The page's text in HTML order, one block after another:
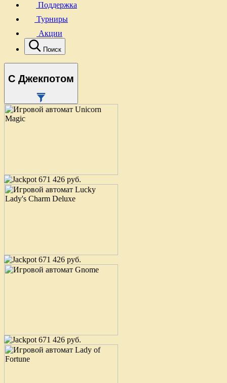
Поддержка
Турниры
Акции
Поиск
С Джекпотом
671 426 руб.
671 426 руб.
671 426 руб.